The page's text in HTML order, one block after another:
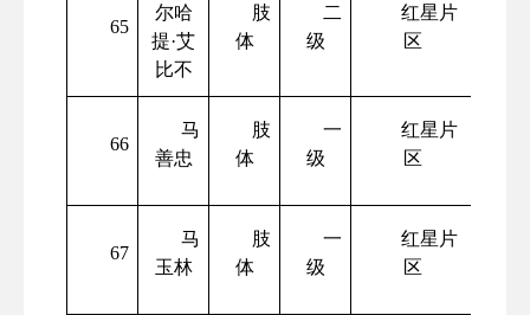
65
尔哈
提·艾
比不
肢
体
二
级
红星片
区
66
马
善忠
肢
体
一
级
红星片
区
67
马
玉林
肢
体
一
级
红星片
区